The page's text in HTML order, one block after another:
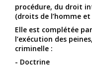
procédure, du droit
(droits de l’homme
Elle est complétée
l’exécution des
criminelle :
- Doctrine